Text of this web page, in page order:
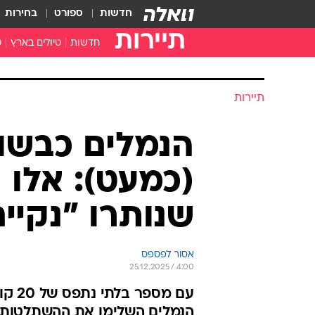
חדשות ספורט בחירות
תיירות חדשות טיולים בארץ
תיירות
הנמלים
(כמעט): אלו
שנותרו
אסור לפספס
25.12.2025 / 4:00
עם